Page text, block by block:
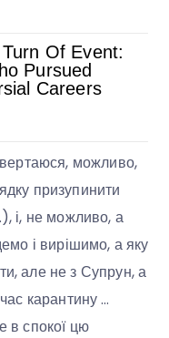
можливо,
призупинити
і, не можливо, а
і вирішимо, а яку
але не з Супрун, а
карантину …
в спокої цю